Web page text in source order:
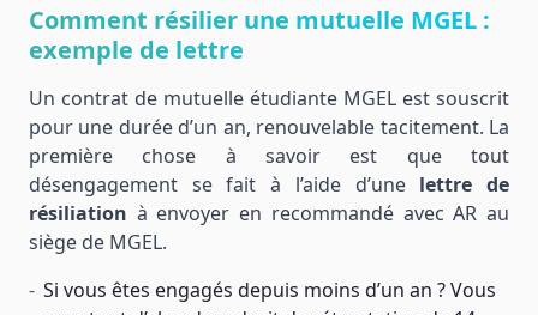
Comment résilier une mutuelle MGEL :
exemple de lettre
Un contrat de mutuelle étudiante MGEL est souscrit
pour une durée d’un an, renouvelable tacitement. La
première chose à savoir est que tout
désengagement se fait à l’aide d’une lettre de
résiliation à envoyer en recommandé avec AR au
siège de MGEL.
Si vous êtes engagés depuis moins d’un an ? Vous